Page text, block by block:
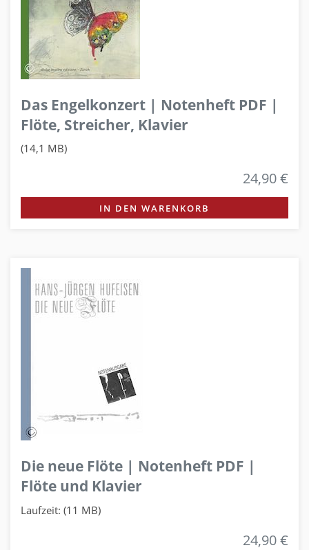
Das Engelkonzert | Notenheft PDF |
Flöte, Streicher, Klavier
(14,1 MB)
24,90 €
IN DEN WARENKORB
Die neue Flöte | Notenheft PDF |
Flöte und Klavier
Laufzeit: (11 MB)
24,90 €